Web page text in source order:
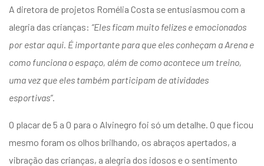
A diretora de projetos Romélia Costa se entusiasmou com a
alegria das crianças: “Eles ficam muito felizes e emocionados
por estar aqui. É importante para que eles conheçam a Arena e
como funciona o espaço, além de como acontece um treino,
uma vez que eles também participam de atividades
esportivas”.
O placar de 5 a 0 para o Alvinegro foi só um detalhe. O que ficou
mesmo foram os olhos brilhando, os abraços apertados, a
vibração das crianças, a alegria dos idosos e o sentimento